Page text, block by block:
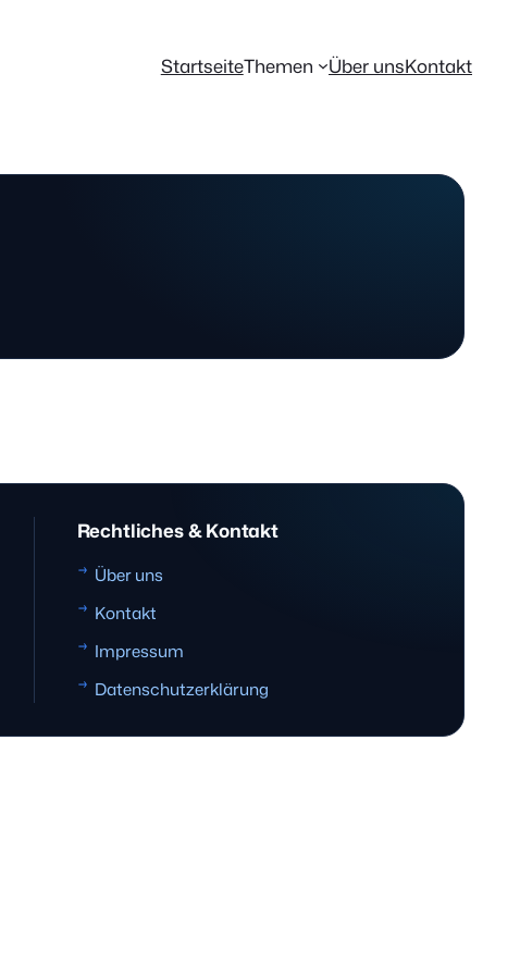
StartseiteThemen Über unsKontakt
Rechtliches & Kontakt
Über uns
Kontakt
Impressum
Datenschutzerklärung